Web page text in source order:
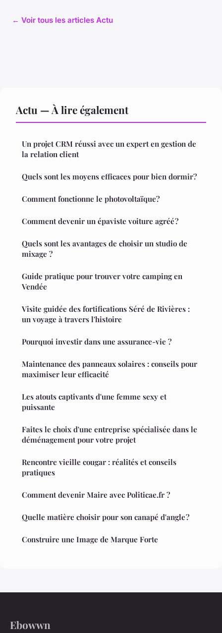
← Voir tous les articles Actu
Actu — À lire également
Un projet CRM réussi avec un expert en gestion de
la relation client
Quels sont les moyens efficaces pour bien dormir?
Comment fonctionne le photovoltaïque?
Comment devenir un épaviste voiture agréé ?
Quels sont les avantages de choisir un studio de
mixage ?
Guide pratique pour trouver votre camping en
Vendée
Visite guidée des fortifications Séré de Rivières :
un voyage à travers l'histoire
Pourquoi investir dans une assurance-vie ?
Maintenance des panneaux solaires : conseils pour
maximiser leur efficacité
Les atouts captivants d'une femme sexy et
puissante
Faites le choix d'une entreprise spécialisée dans le
déménagement pour votre projet
Rencontre vieille cougar : réalités et conseils
pratiques
Comment devenir Maire avec Politicae.fr ?
Quelle matière choisir pour son canapé d'angle ?
Construire une Image de Marque Forte
Ebowwn